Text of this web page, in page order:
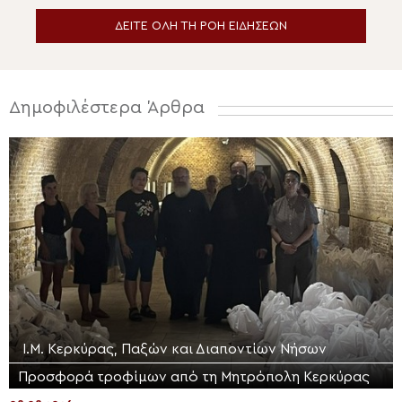
ΔΕΙΤΕ ΟΛΗ ΤΗ ΡΟΗ ΕΙΔΗΣΕΩΝ
Δημοφιλέστερα Άρθρα
Ι.Μ. Κερκύρας, Παξών και Διαποντίων Νήσων
Προσφορά τροφίμων από τη Μητρόπολη Κερκύρας